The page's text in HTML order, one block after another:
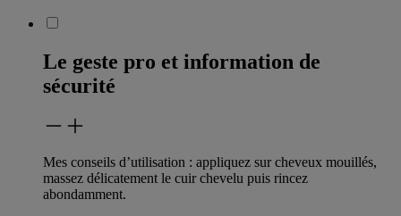
Le geste pro et information de
sécurité
Mes conseils d’utilisation : appliquez sur cheveux mouillés,
massez délicatement le cuir chevelu puis rincez
abondamment.